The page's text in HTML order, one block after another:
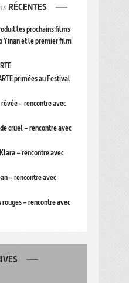
RÉCENTES
les prochains films
Yinan et le premier film
primées au Festival
rêvée – rencontre avec
cruel – rencontre avec
– rencontre avec
– rencontre avec
rouges – rencontre avec